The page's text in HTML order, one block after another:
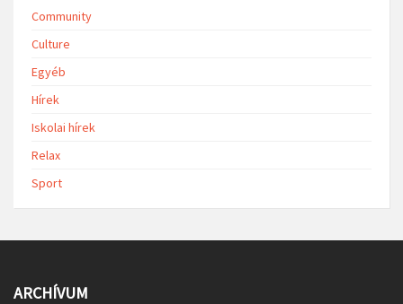
Community
Culture
Egyéb
Hírek
Iskolai hírek
Relax
Sport
ARCHÍVUM